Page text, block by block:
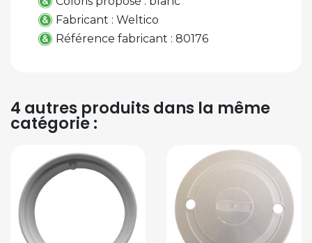
Fabricant : Weltico
Référence fabricant : 80176
4 autres produits dans la même
catégorie :